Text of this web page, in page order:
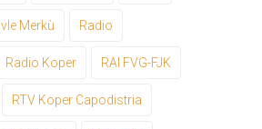
Merkù Radio
Radio Koper RAI FVG-FJK
RTV Koper Capodistria